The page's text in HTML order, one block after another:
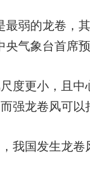
弱的龙卷，
气象台首席预
更小，且中
强龙卷风可以
国发生龙卷